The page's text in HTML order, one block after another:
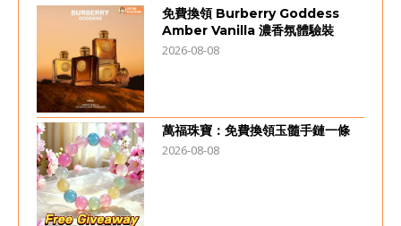
免費換領 Burberry Goddess
Amber Vanilla 濃香氛體驗裝
2026-08-08
萬福珠寶：免費換領玉髓手鏈一條
2026-08-08